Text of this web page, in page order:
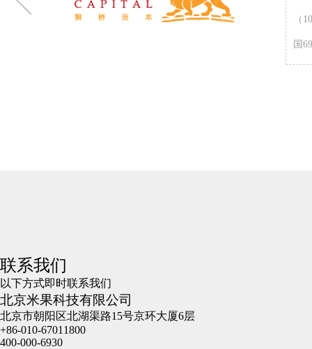
（
国
联系我们
以下方式即时联系我们
北京米果科技有限公司
北京市朝阳区北湖渠路15号京环大厦6层
+86-010-67011800
400-000-6930